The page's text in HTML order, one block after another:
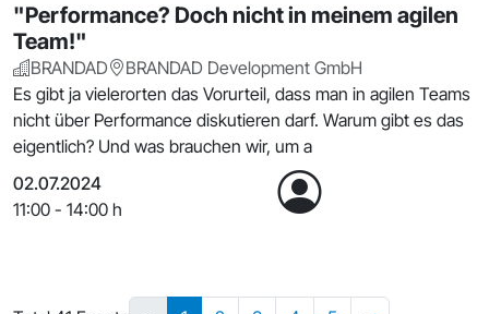
"Performance? Doch nicht in meinem agilen
Team!"
BRANDAD
BRANDAD Development GmbH
Es gibt ja vielerorten das Vorurteil, dass man in agilen Teams
nicht über Performance diskutieren darf. Warum gibt es das
eigentlich? Und was brauchen wir, um a
02.07.2024
11:00 - 14:00 h